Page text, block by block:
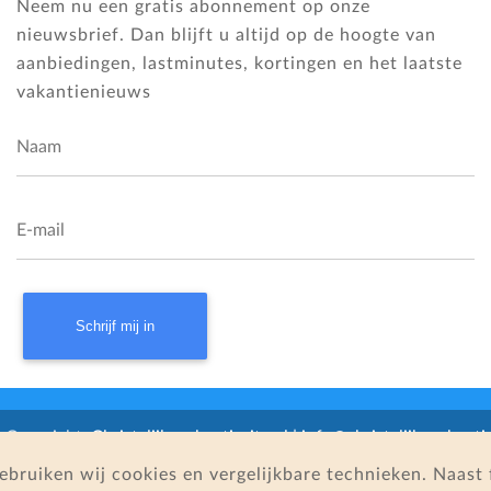
Neem nu een gratis abonnement op onze
nieuwsbrief. Dan blijft u altijd op de hoogte van
aanbiedingen, lastminutes, kortingen en het laatste
vakantienieuws
Naam
E-mail
Copyright:Christelijkevakantiesite.nl |
wij cookies en vergelijkbare technieken.